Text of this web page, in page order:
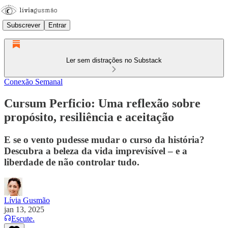
Subscrever Entrar
Ler sem distrações no Substack
Conexão Semanal
Cursum Perficio: Uma reflexão sobre
propósito, resiliência e aceitação
E se o vento pudesse mudar o curso da história?
Descubra a beleza da vida imprevisível – e a
liberdade de não controlar tudo.
Lívia Gusmão
jan 13, 2025
Escute.